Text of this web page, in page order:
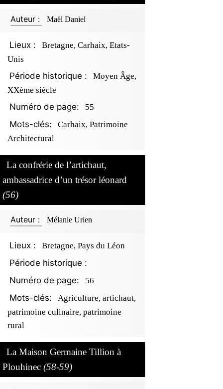
Auteur : Maël Daniel
Lieux :
Bretagne, Carhaix, Etats-
Unis
Période historique :
Moyen Âge,
XXème siècle
Numéro de page: 55
Mots-clés:
Carhaix, Patrimoine
Architectural
La confrérie de l’artichaut,
ambassadrice d’un trésor léonard
(56)
Auteur : Mélanie Urien
Lieux : Bretagne, Pays du Léon
Période historique :
Numéro de page:
56
Mots-clés:
Agriculture, artichaut,
patrimoine culinaire, patrimoine
rural
La Maison Germaine Tillion à
Plouhinec (58-59)